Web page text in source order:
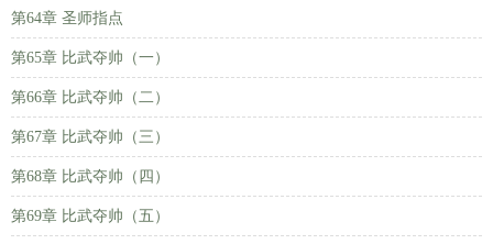
第64章 圣师指点
第65章 比武夺帅（一）
第66章 比武夺帅（二）
第67章 比武夺帅（三）
第68章 比武夺帅（四）
第69章 比武夺帅（五）